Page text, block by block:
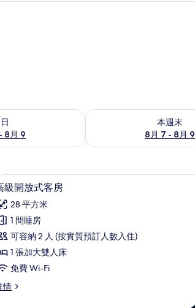
8月 9
9的可訂空房
本週末
8月 7 - 8月 9
查看本週末 8月 7 - 8月 9
作空間、隔音、熨斗/熨衫板
級
高級開放式客房 | 高
6
級開放式客房
28 平方米
1 間睡房
可容納 2 人 (按實質預訂人數入住)
1 張加大雙人床
免費 Wi-Fi
情